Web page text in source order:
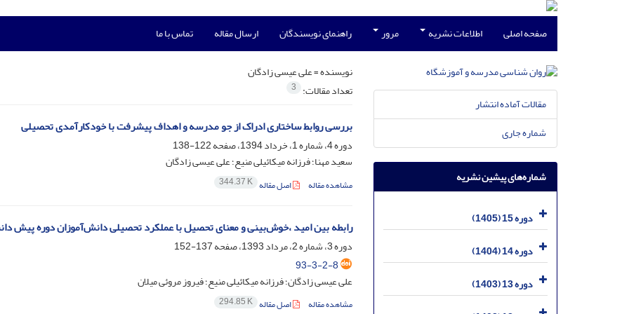
صفحه اصلی اطلاعات نشریه مرور راهنمای نویسندگان ارسال مقاله تماس با ما
نویسنده =علی عیسی زادگان
تعداد مقالات: 3
بررسی روابط ساختاری ادراک از جو مدرسه و اهداف پیشرفت با خودکارآمدی تحصیلی
دوره 4، شماره 1، خرداد 1394، صفحه
122-138
سعید مهنا؛ فرزانه میکائیلی منیع؛ علی عیسی زادگان
مشاهده مقاله اصل مقاله 344.37 K
رابطه بین امید ،خوش‌بینی و معنای تحصیل با عملکرد تحصیلی دانش‌آموزان دوره پیش
دوره 3، شماره 2، مرداد 1393، صفحه
137-152
93-3-2-8
علی عیسی زادگان؛ فرزانه میکائیلی منیع؛ فیروز مروئی میلان
مشاهده مقاله اصل مقاله 294.85 K
مقالات آماده انتشار
شماره جاری
شماره‌های پیشین نشریه
دوره 15 (1405)
دوره 14 (1404)
دوره 13 (1403)